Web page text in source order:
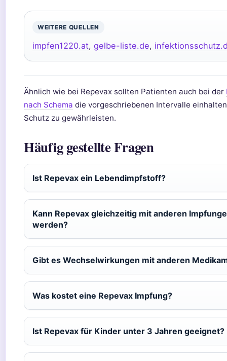
WEITERE QUELLEN
impfen1220.at, gelbe-liste.de,
Ähnlich wie bei Repevax sollten Patienten auch bei der
nach Schema die vorgeschriebenen Intervalle
Schutz zu gewährleisten.
Häufig gestellte Fragen
Ist Repevax ein Lebendimpfstoff?
Kann Repevax gleichzeitig mit anderen
werden?
Gibt es Wechselwirkungen mit anderen
Was kostet eine Repevax Impfung?
Ist Repevax für Kinder unter 3 Jahren geeignet?